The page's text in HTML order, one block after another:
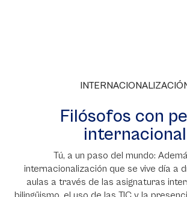
Filósofos con
internacional
Tú, a un paso del mundo:
internacionalización que se vive día a
aulas a través de las asignaturas